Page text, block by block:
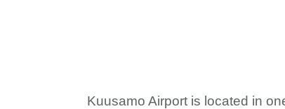
Kuusamo Airport is located in